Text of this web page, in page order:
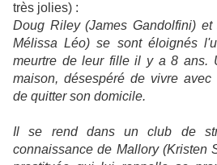
très jolies) :
Doug Riley (James Gandolfini)
Mélissa Léo) se sont éloignés
meurtre de leur fille il y a 8 ans.
maison, désespéré de vivre
de quitter son domicile.
Il se rend dans un club de
connaissance de Mallory (Kristen